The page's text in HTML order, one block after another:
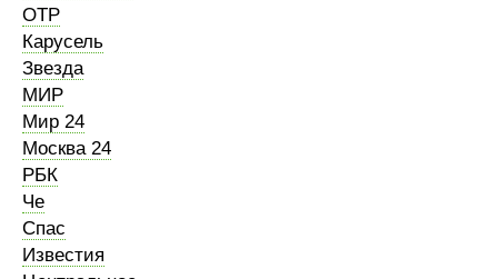
ОТР
Карусель
Звезда
МИР
Мир 24
Москва 24
РБК
Че
Спас
Известия